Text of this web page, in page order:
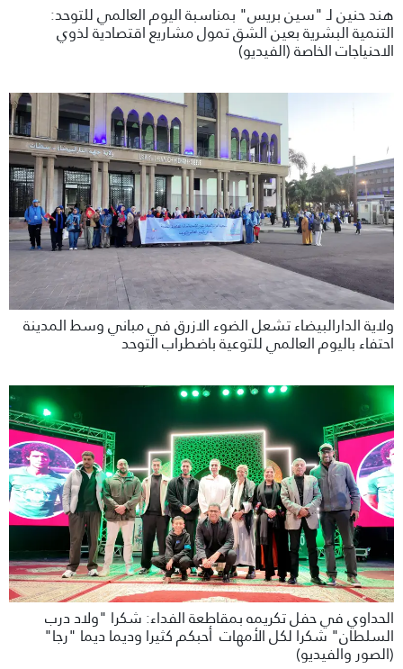
هند حنين لـ "سين بريس" بمناسبة اليوم العالمي للتوحد:
التنمية البشرية بعين الشق تمول مشاريع اقتصادية لذوي
الاحنياجات الخاصة (الفيديو)
ولاية الدارالبيضاء تشعل الضوء الازرق في مباني وسط المدينة
احتفاء باليوم العالمي للتوعية باضطراب التوحد
الحداوي في حفل تكريمه بمقاطعة الفداء: شكرا "ولاد درب
السلطان" شكرا لكل الأمهات أحبكم كثيرا وديما ديما "رجا"
(الصور والفيديو)